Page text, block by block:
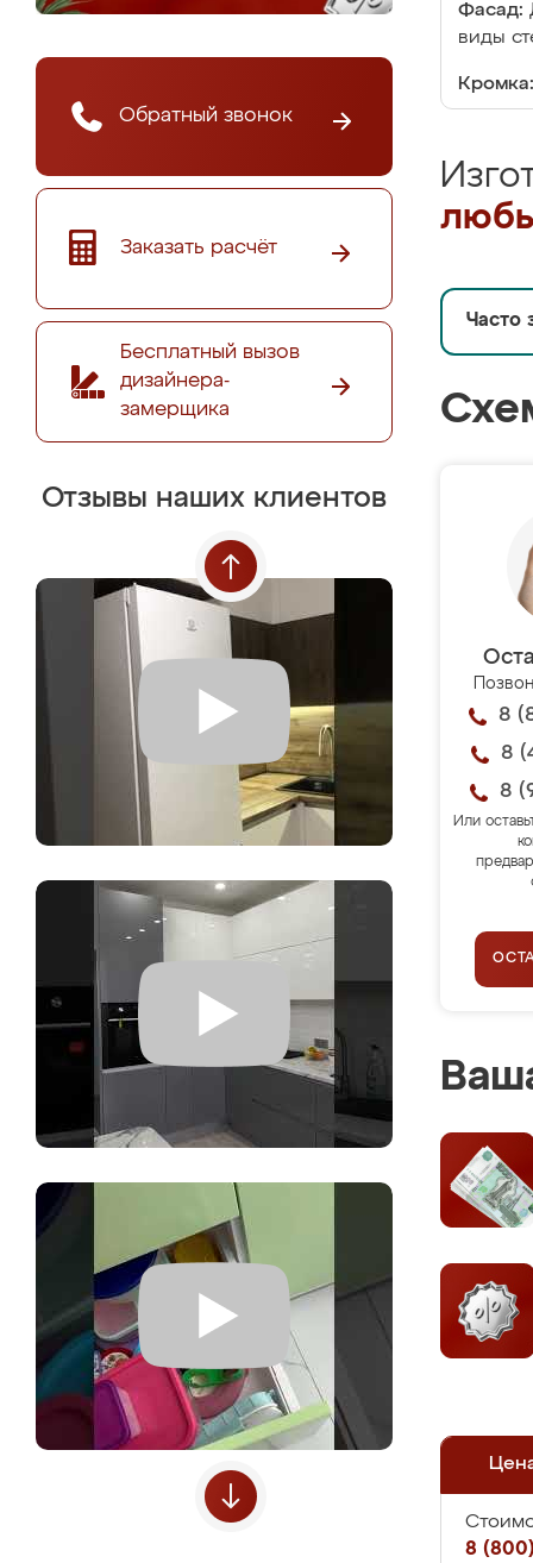
Обратный звонок
Заказать расчёт
Бесплатный вызов
дизайнера-
замерщика
Отзывы наших клиентов
Фасад:
виды
Кромка:
Часто
8
8
8
Или
8